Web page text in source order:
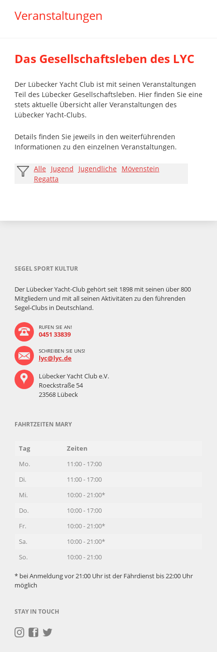
Veranstaltungen
Das Gesellschaftsleben des LYC
Der Lübecker Yacht Club ist mit seinen Veranstaltungen
Teil des Lübecker Gesellschaftsleben. Hier finden Sie eine
stets aktuelle Übersicht aller Veranstaltungen des
Lübecker Yacht-Clubs.
Details finden Sie jeweils in den weiterführenden
Informationen zu den einzelnen Veranstaltungen.
Alle Jugend Jugendliche
Mövenstein
Regatta
SEGEL SPORT KULTUR
Der Lübecker Yacht-Club gehört seit 1898 mit seinen über 800
Mitgliedern und mit all seinen Aktivitäten zu den führenden
Segel-Clubs in Deutschland.
RUFEN SIE AN!
0451 33839
SCHREIBEN SIE UNS!
lyc@lyc.de
Lübecker Yacht Club e.V.
Roeckstraße 54
23568 Lübeck
FAHRTZEITEN MARY
Tag
Zeiten
Mo.
11:00 - 17:00
Di.
11:00 - 17:00
Mi.
10:00 - 21:00*
Do.
10:00 - 17:00
Fr.
10:00 - 21:00*
Sa.
10:00 - 21:00*
So.
10:00 - 21:00
* bei Anmeldung vor 21:00 Uhr ist der Fährdienst bis 22:00 Uhr
möglich
STAY IN TOUCH